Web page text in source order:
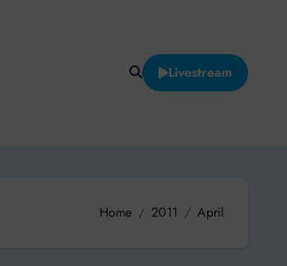
Livestream
Home 2011 April